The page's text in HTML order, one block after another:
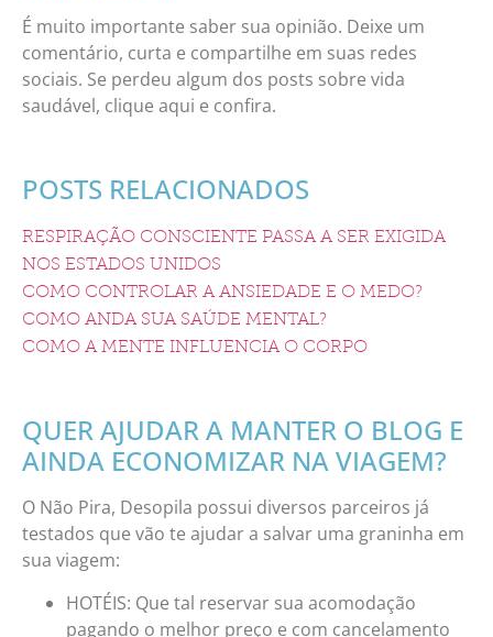
É muito importante saber sua opinião. Deixe um
comentário, curta e compartilhe em suas redes
sociais. Se perdeu algum dos posts sobre vida
saudável, clique aqui e confira.
POSTS RELACIONADOS
RESPIRAÇÃO CONSCIENTE PASSA A SER EXIGIDA
NOS ESTADOS UNIDOS
COMO CONTROLAR A ANSIEDADE E O MEDO?
COMO ANDA SUA SAÚDE MENTAL?
COMO A MENTE INFLUENCIA O CORPO
QUER AJUDAR A MANTER O BLOG E
AINDA ECONOMIZAR NA VIAGEM?
O Não Pira, Desopila possui diversos parceiros já
testados que vão te ajudar a salvar uma graninha em
sua viagem:
HOTÉIS: Que tal reservar sua acomodação
pagando o melhor preço e com cancelamento